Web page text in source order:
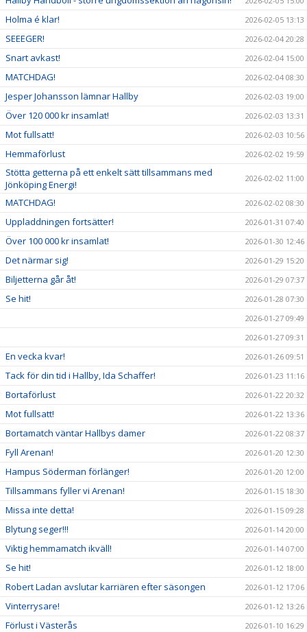
Holma é klar! 2026-02-05 13:13
SEEEGER! 2026-02-04 20:28
Snart avkast! 2026-02-04 15:00
MATCHDAG! 2026-02-04 08:30
Jesper Johansson lämnar Hallby 2026-02-03 19:00
Över 120 000 kr insamlat! 2026-02-03 13:31
Mot fullsatt! 2026-02-03 10:56
Hemmaförlust 2026-02-02 19:59
Stötta getterna på ett enkelt sätt tillsammans med
Jönköping Energi!
2026-02-02 11:00
MATCHDAG! 2026-02-02 08:30
Uppladdningen fortsätter! 2026-01-31 07:40
Över 100 000 kr insamlat! 2026-01-30 12:46
Det närmar sig! 2026-01-29 15:20
Biljetterna går åt! 2026-01-29 07:37
Se hit!
2026-01-28 07:30
2026-01-27 09:49
2026-01-27 09:31
En vecka kvar! 2026-01-26 09:51
Tack för din tid i Hallby, Ida Schaffer! 2026-01-23 11:16
Bortaförlust 2026-01-22 20:32
Mot fullsatt! 2026-01-22 13:36
Bortamatch väntar Hallbys damer 2026-01-22 08:37
Fyll Arenan! 2026-01-20 12:30
Hampus Söderman förlänger! 2026-01-20 12:00
Tillsammans fyller vi Arenan! 2026-01-15 18:30
Missa inte detta! 2026-01-15 09:28
Blytung seger!!! 2026-01-14 20:00
Viktig hemmamatch ikväll! 2026-01-14 07:00
Se hit! 2026-01-12 18:00
Robert Ladan avslutar karriären efter säsongen 2026-01-12 17:06
Vinterrysare! 2026-01-12 13:26
Förlust i Västerås 2026-01-10 16:29